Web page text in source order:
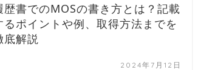
歴書でのMOSの書き方とは？記載
るポイントや例、取得方法までを
底解説
2024年7月12日